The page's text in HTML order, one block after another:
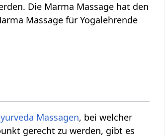
Die Marma Massage hat den
Massage für Yogalehrende
Massagen, bei welcher
gerecht zu werden, gibt es